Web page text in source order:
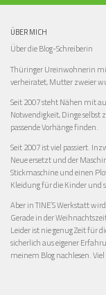
ÜBER MICH
Über die Blog-Schreiberin
Thüringer Ureinwohnerin
verheiratet, Mutter zweier
Seit 2007 steht Nähen mit
Notwendigkeit, Dinge
passende Vorhänge finden.
Seit 2007 ist viel passiert.
Neue ersetzt und der
Stickmaschine und einen
Kleidung für die Kinder und
Aber in TINE’S Werkstatt
Gerade in der
Leider ist nie genug Zeit für
sicherlich aus eigener
meinem Blog nachlesen.